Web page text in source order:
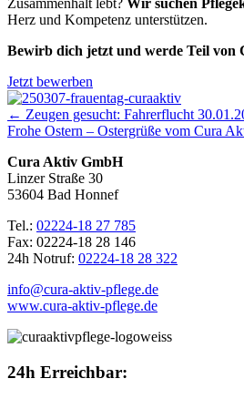
Herz und Kompetenz unterstützen.
Bewirb dich jetzt und werde Teil von
Jetzt bewerben
← Zeugen gesucht: Fahrerflucht
Frohe Ostern – Ostergrüße vom Cura
Cura Aktiv GmbH
Linzer Straße 30
53604 Bad Honnef
Tel.: 02224-18 27 785
Fax: 02224-18 28 146
24h Notruf: 02224-18 28 322
info@cura-aktiv-pflege.de
www.cura-aktiv-pflege.de
24h Erreichbar: